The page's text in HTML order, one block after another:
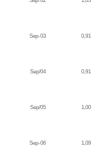
Sep-03 0,91
Sep/04 0,91
Sep/05 1,00
Sep-06 1,09